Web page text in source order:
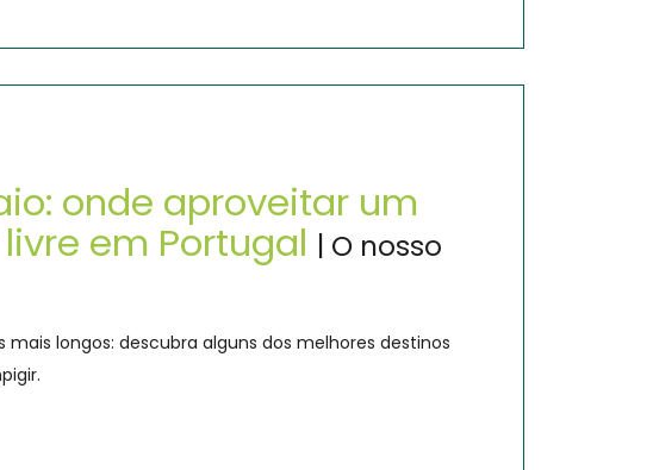
onde aproveitar um
em Portugal | O nosso
longos: descubra alguns dos melhores destinos